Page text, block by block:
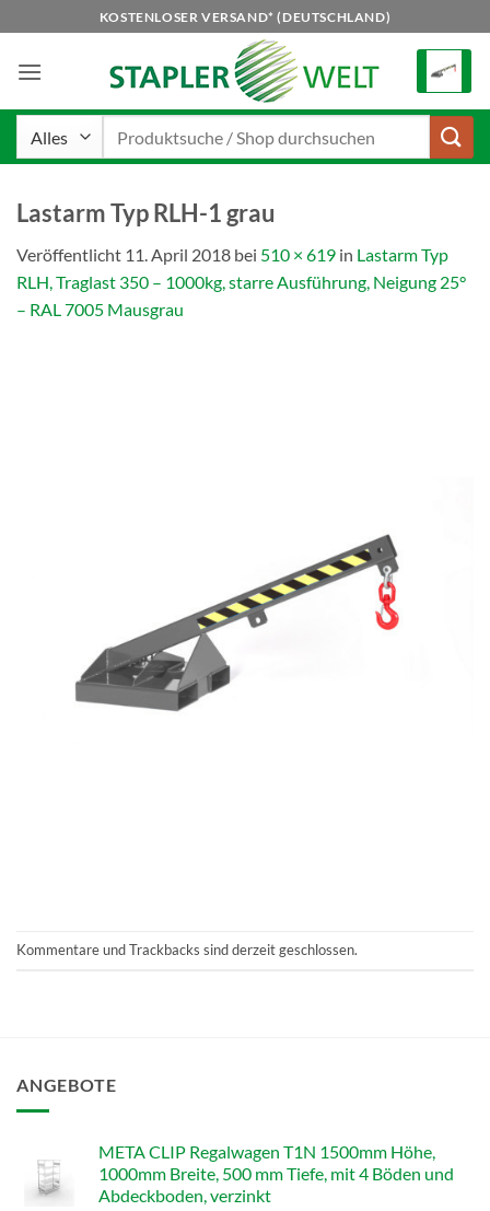
Inhalt
springen
KOSTENLOSER VERSAND* (DEUTSCHLAND)
Lastarm Typ RLH-1 grau
Veröffentlicht 11. April 2018 bei 510 × 619 in Lastarm Typ
RLH, Traglast 350 – 1000kg, starre Ausführung, Neigung 25°
– RAL 7005 Mausgrau
Kommentare und Trackbacks sind derzeit geschlossen.
ANGEBOTE
META CLIP Regalwagen T1N 1500mm Höhe,
1000mm Breite, 500 mm Tiefe, mit 4 Böden und
Abdeckboden, verzinkt